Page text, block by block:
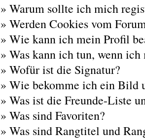
» Warum sollte ich mich
» Werden Cookies vom
» Wie kann ich mein Profil
» Was kann ich tun, wenn ich
» Wofür ist die Signatur?
» Wie bekomme ich ein Bild
» Was ist die Freunde-Liste
» Was sind Favoriten?
» Was sind Rangtitel und